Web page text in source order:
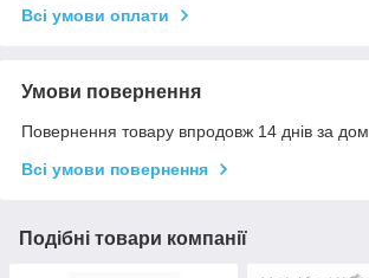
Всі умови оплати
Умови повернення
Повернення товару впродовж 14 днів за
Всі умови повернення
Подібні товари компанії